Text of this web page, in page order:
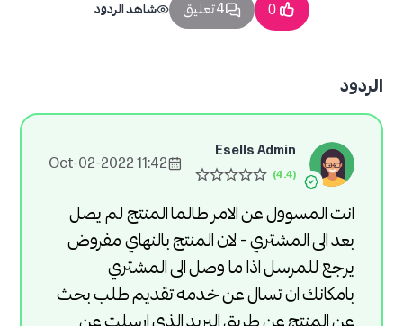
0 4 تعليق شاهد الردود
الردود
Esells Admin
11:42 2022-Oct-02
انت المسوول عن الامر طالما المنتج لم يصل
بعد الى المشتري - لان المنتج بالنهاي مفروض
يرجع للمرسل اذا ما وصل الى المشتري
بامكانك ان تسال عن خدمه تقديم طلب بحث
عن المنتج عن طريق البريد الذي ارسلت عن